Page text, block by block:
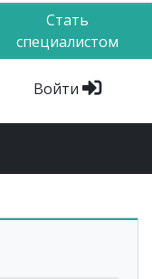
Стать
специалистом
Войти